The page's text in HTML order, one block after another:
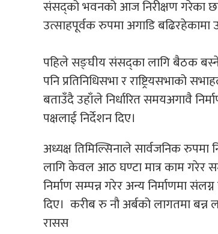
संसद्को भवनको आज निरीक्षण गरेका
उत्साहपूर्वक रुपमा अगाडि
पहिले सङ्घीय संसद्का लागि बैठक बस्ने
पनि प्रतिनिधिसभा र राष्ट्रियसभाको
बताउँदै उहाँले निर्धारित समयअगावै
पक्षलाई निर्देशन दिए।
अध्यक्ष तिमिल्सिनाले सार्वजनिक रुपमा
लागि केवल आठ घण्टा मात्र काम गरेर
निर्माण सम्पन्न गरेर अन्य निर्माणमा
दिए। करीब रु नौ अर्बको लागतमा बन्न
रासस